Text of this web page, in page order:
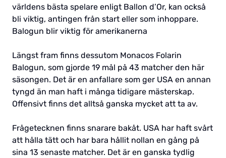
världens bästa spelare enligt Ballon d’Or, kan också
bli viktig, antingen från start eller som inhoppare.
Balogun blir viktig för amerikanerna
Längst fram finns dessutom Monacos Folarin
Balogun, som gjorde 19 mål på 43 matcher den här
säsongen. Det är en anfallare som ger USA en annan
tyngd än man haft i många tidigare mästerskap.
Offensivt finns det alltså ganska mycket att ta av.
Frågetecknen finns snarare bakåt. USA har haft svårt
att hålla tätt och har bara hållit nollan en gång på
sina 13 senaste matcher. Det är en ganska tydlig